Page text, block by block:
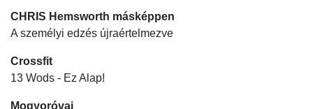
CHRIS Hemsworth másképpen
A személyi edzés újraértelmezve
Crossfit
13 Wods - Ez Alap!
Mogyoróvaj